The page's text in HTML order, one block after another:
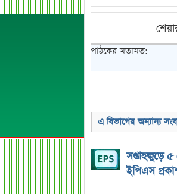
পাঠকের মতামত:
এ বিভাগের অন্যান্য
সপ্তাহজুড়ে ৫
ইপিএস